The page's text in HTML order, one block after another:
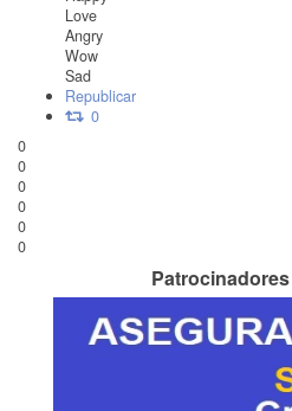
Love
Angry
Wow
Sad
Republicar
0
0
0
0
0
0
0